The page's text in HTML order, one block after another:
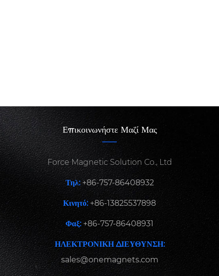
Επικοινωνήστε Μαζί Μας
Force Magnetic Solution Co., Ltd
Τηλ:+86-757-86408932
Κινητό: +86-13825537898
Φαξ: +86-757-86408931
ΗΛΕΚΤΡΟΝΙΚΗ ΔΙΕΥΘΥΝΣΗ:
sales@onemagnets.com